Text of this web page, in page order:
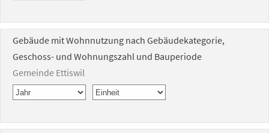
Gebäude mit Wohnnutzung nach Gebäudekategorie,
Geschoss- und Wohnungszahl und Bauperiode
Gemeinde Ettiswil